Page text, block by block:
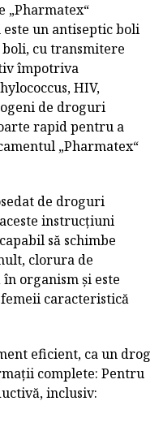
„Pharmatex“
un antiseptic boli
cu transmitere
împotriva
HIV,
de droguri
rapid pentru a
„Pharmatex“
de droguri
instrucțiuni
să schimbe
clorura de
organism și este
caracteristică
eficient, ca un drog
complete: Pentru
inclusiv: